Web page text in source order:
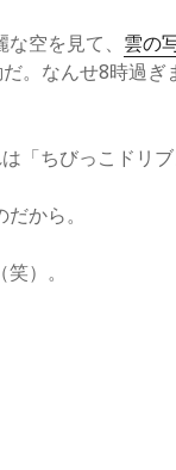
空を見て、 雲の
。なんせ8時過ぎ
「ちびっこドリブ
から。
）。